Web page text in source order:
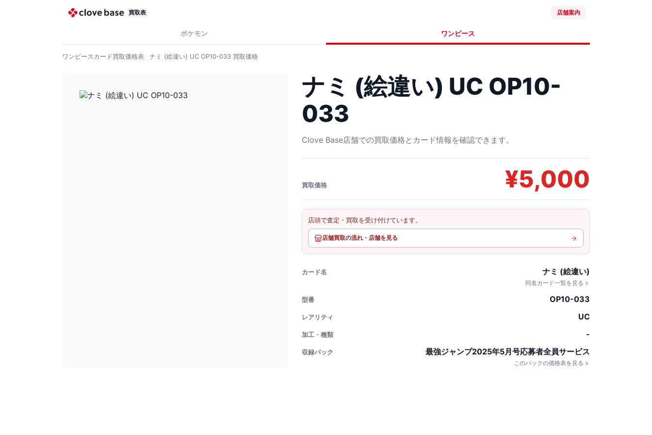
買取表 店舗案内
ポケモン ワンピース
ワンピースカード買取価格表 ナミ (絵違い) UC OP10-033 買取価格
ナミ (絵違い) UC OP10-
033
Clove Base店舗での買取価格とカード情報を確認できます。
買取価格 ¥5,000
店頭で査定・買取を受け付けています。
店舗買取の流れ・店舗を見る
カード名 ナミ (絵違い)
同名カード一覧を見る
型番 OP10-033
レアリティ UC
加工・種類 -
収録パック 最強ジャンプ2025年5月号応募者全員サービス
このパックの価格表を見る